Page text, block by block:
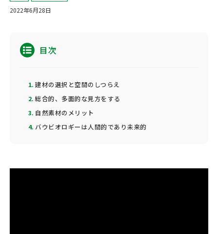
2022年6月28日
目次
建材の選択と空間のしつらえ
総合的、多面的な見方をする
自然素材のメリット
バウビオロギーは人間的であり未来的